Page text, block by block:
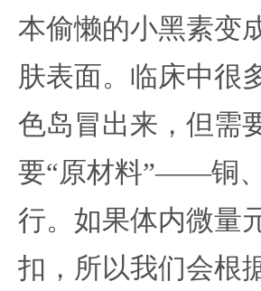
本偷懒的小黑素变
肤表面。临床中很
色岛冒出来，但需
要“原材料”——铜
行。如果体内微量
扣，所以我们会根